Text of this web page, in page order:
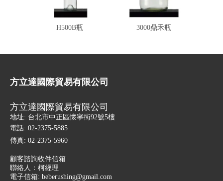
H500B瓶 3000鼎禾瓶
方立達國際貿易有限公司
方立達國際貿易有限公司
地址: 台北市中正區懷寧街92號5樓
電話: 02-2375-5885
傳真: 02-2375-5960
顧客諮詢收件信箱
聯絡人：柯經理
電子信箱: beberushing@gmail.com